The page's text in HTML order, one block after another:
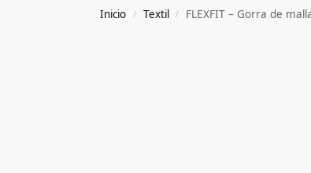
Inicio / Textil / FLEXFIT – Gorra de